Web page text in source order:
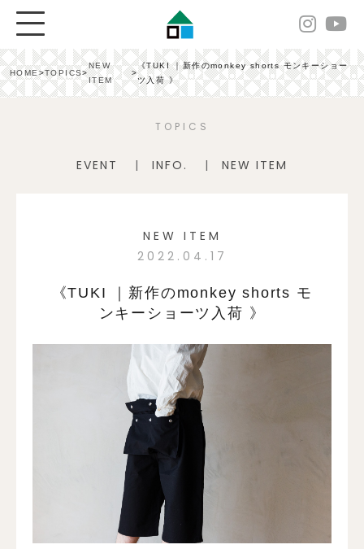
HOME>TOPICS>
NEW
ITEM
>
《TUKI ｜新作のmonkey shorts モンキーショー
ツ入荷 》
TOPICS
EVENT INFO. NEW ITEM
NEW ITEM
2022.04.17
《TUKI ｜新作のmonkey shorts モ
ンキーショーツ入荷 》